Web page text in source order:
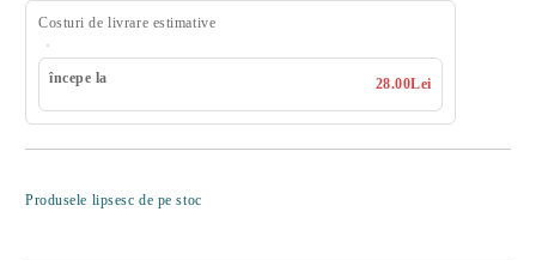
Costuri de livrare estimative
începe la 28.00Lei
Produsele lipsesc de pe stoc